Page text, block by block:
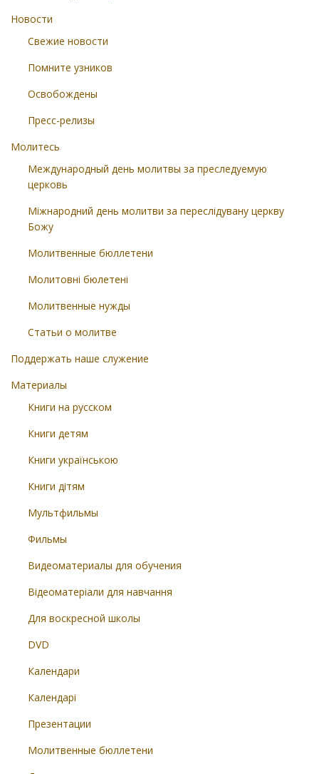
Новости
Свежие новости
Помните узников
Освобождены
Пресс-релизы
Молитесь
Международный день молитвы за преследуемую
церковь
Міжнародний день молитви за переслідувану церкву
Божу
Молитвенные бюллетени
Молитовні бюлетені
Молитвенные нужды
Статьи о молитве
Поддержать наше служение
Материалы
Книги на русском
Книги детям
Книги українською
Книги дітям
Мультфильмы
Фильмы
Видеоматериалы для обучения
Відеоматеріали для навчання
Для воскресной школы
DVD
Календари
Календарі
Презентации
Молитвенные бюллетени